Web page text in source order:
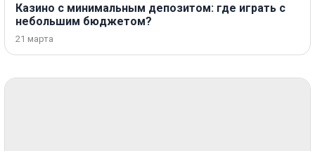
Казино с минимальным депозитом: где играть с
небольшим бюджетом?
21 марта